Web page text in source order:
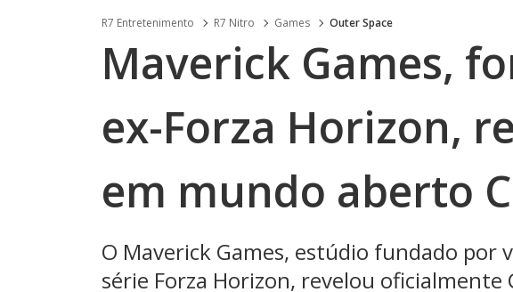
R7 Entretenimento R7 Nitro Games Outer Space
Maverick Games,
ex-Forza Horizon,
em mundo aberto
O Maverick Games, estúdio fundado por
série Forza Horizon, revelou